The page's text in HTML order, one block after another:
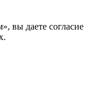
вы даете согласие